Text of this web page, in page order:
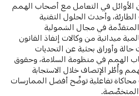
في التعامل مع أصحاب الهمم
وأحدث الحلول التقنية
في مجال الشمولية
ميدانية من وكالات إنفاذ القانون
وأوراق بحثية عن التحديات
الهمم في منظومة السلامة، وحقوق
وأُطُر الإنصاف خلال الاستجابة
محاكاة تفاعلية توضِّح أفضل الممارسات